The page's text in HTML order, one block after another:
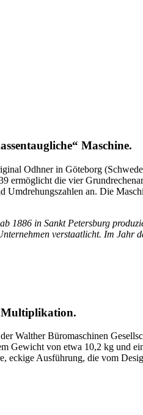
Maschine.
Odhner in Göteborg
die vier
an. Die
1886 in Sankt Petersburg
verstaatlicht. Im
Multiplikation.
Walther Büromaschinen
Gewicht von etwa 10,2 kg und
eckige Ausführung, die vom